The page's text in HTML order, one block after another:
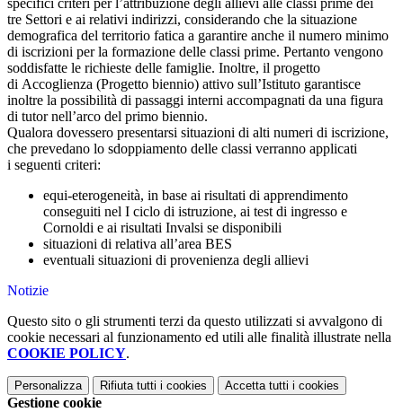
specifici criteri per l’attribuzione degli allievi alle classi prime dei
tre Settori e ai relativi indirizzi, considerando che la situazione
demografica del territorio fatica a garantire anche il numero minimo
di iscrizioni per la formazione delle classi prime. Pertanto vengono
soddisfatte le richieste delle famiglie. Inoltre, il progetto
di Accoglienza (Progetto biennio) attivo sull’Istituto garantisce
inoltre la possibilità di passaggi interni accompagnati da una figura
di tutor nell’arco del primo biennio.
Qualora dovessero presentarsi situazioni di alti numeri di iscrizione,
che prevedano lo sdoppiamento delle classi verranno applicati
i seguenti criteri:
equi-eterogeneità, in base ai risultati di apprendimento
conseguiti nel I ciclo di istruzione, ai test di ingresso e
Cornoldi e ai risultati Invalsi se disponibili
situazioni di relativa all’area BES
eventuali situazioni di provenienza degli allievi
Notizie
Questo sito o gli strumenti terzi da questo utilizzati si avvalgono di
cookie necessari al funzionamento ed utili alle finalità illustrate nella
COOKIE POLICY.
Personalizza Rifiuta tutti i cookies Accetta tutti i cookies
Gestione cookie